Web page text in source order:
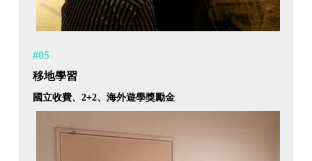
#05
移地學習
國立收費、2+2、海外遊學獎勵金